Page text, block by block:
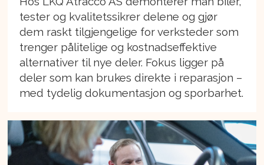
tester og kvalitetssikrer delene og gjør
dem raskt tilgjengelige for verksteder som
trenger pålitelige og kostnadseffektive
alternativer til nye deler. Fokus ligger på
deler som kan brukes direkte i reparasjon –
med tydelig dokumentasjon og sporbarhet.